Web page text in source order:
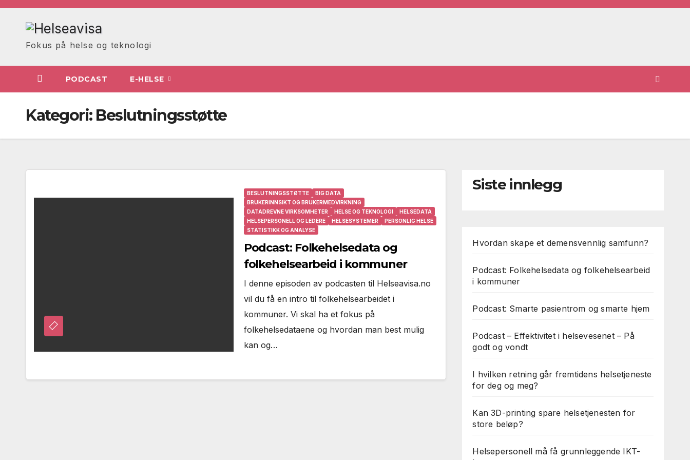
Skip
Fokus på helse og teknologi
PODCAST E-HELSE
Kategori: Beslutningsstøtte
BESLUTNINGSSTØTTE
BIG DATA
BRUKERINNSIKT OG BRUKERMEDVIRKNING
DATADREVNE VIRKSOMHETER
HELSE OG TEKNOLOGI
HELSEDATA
HELSEPERSONELL OG LEDERE
HELSESYSTEMER
PERSONLIG HELSE
STATISTIKK OG ANALYSE
Podcast: Folkehelsedata og
folkehelsearbeid i kommuner
I denne episoden av podcasten til Helseavisa.no
vil du få en intro til folkehelsearbeidet i
kommuner. Vi skal ha et fokus på
folkehelsedataene og hvordan man best mulig
kan og…
Siste innlegg
Hvordan skape et demensvennlig samfunn?
Podcast: Folkehelsedata og folkehelsearbeid
i kommuner
Podcast: Smarte pasientrom og smarte hjem
Podcast – Effektivitet i helsevesenet – På
godt og vondt
I hvilken retning går fremtidens helsetjeneste
for deg og meg?
Kan 3D-printing spare helsetjenesten for
store beløp?
Helsepersonell må få grunnleggende IKT-